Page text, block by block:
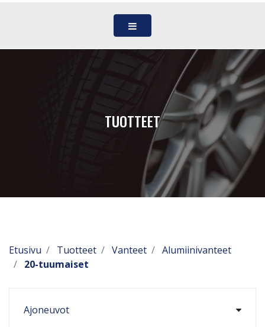
TUOTTEET
Etusivu Tuotteet Vanteet
Alumiinivanteet
20-tuumaiset
Ajoneuvot